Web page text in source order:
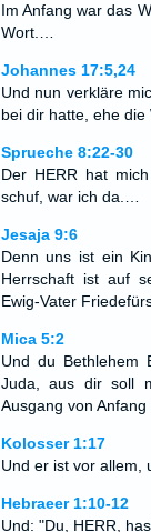
Im Anfang war das
Wort.…
Johannes 17:5,24
Und nun verkläre
bei dir hatte, ehe die
Sprueche 8:22-30
Der HERR hat
schuf, war ich da.…
Jesaja 9:6
Denn uns ist ein
Herrschaft ist auf
Ewig-Vater
Mica 5:2
Und du Bethlehem
Juda, aus dir soll
Ausgang von
Kolosser 1:17
Und er ist vor allem,
Hebraeer 1:10-12
Und: "Du, HERR,